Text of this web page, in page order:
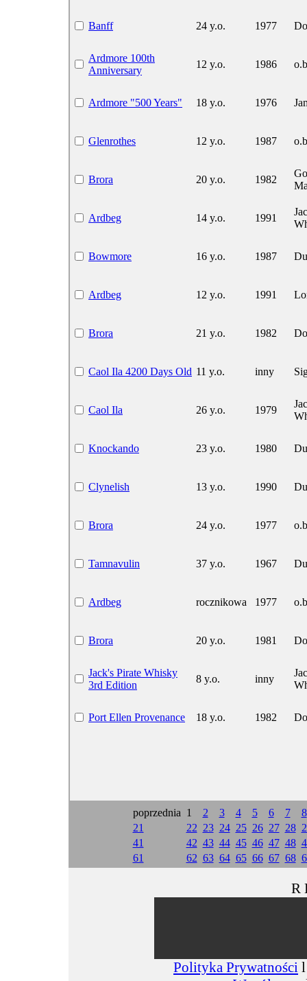
Banff 24 y.o. 1977
Ardmore 100th
Anniversary
12 y.o. 1986
Ardmore "500 Years" 18 y.o. 1976
Glenrothes 12 y.o. 1987
Brora 20 y.o. 1982
Ardbeg 14 y.o. 1991
Bowmore 16 y.o. 1987
Ardbeg 12 y.o. 1991
Brora 21 y.o. 1982
Caol Ila 4200 Days Old 11 y.o. inny
Caol Ila 26 y.o. 1979
Knockando 23 y.o. 1980
Clynelish 13 y.o. 1990
Brora 24 y.o. 1977
Tamnavulin 37 y.o. 1967
Ardbeg rocznikowa 1977
Brora 20 y.o. 1981
Jack's Pirate Whisky
3rd Edition
8 y.o. inny
Port Ellen Provenance 18 y.o. 1982
poprzednia 1 2 3 4 5 6 7
8
21
22 23 24 25 26 27 28
41
42 43 44 45 46 47 48
61
62 63 64 65 66 67 68
R
Polityka Prywatności